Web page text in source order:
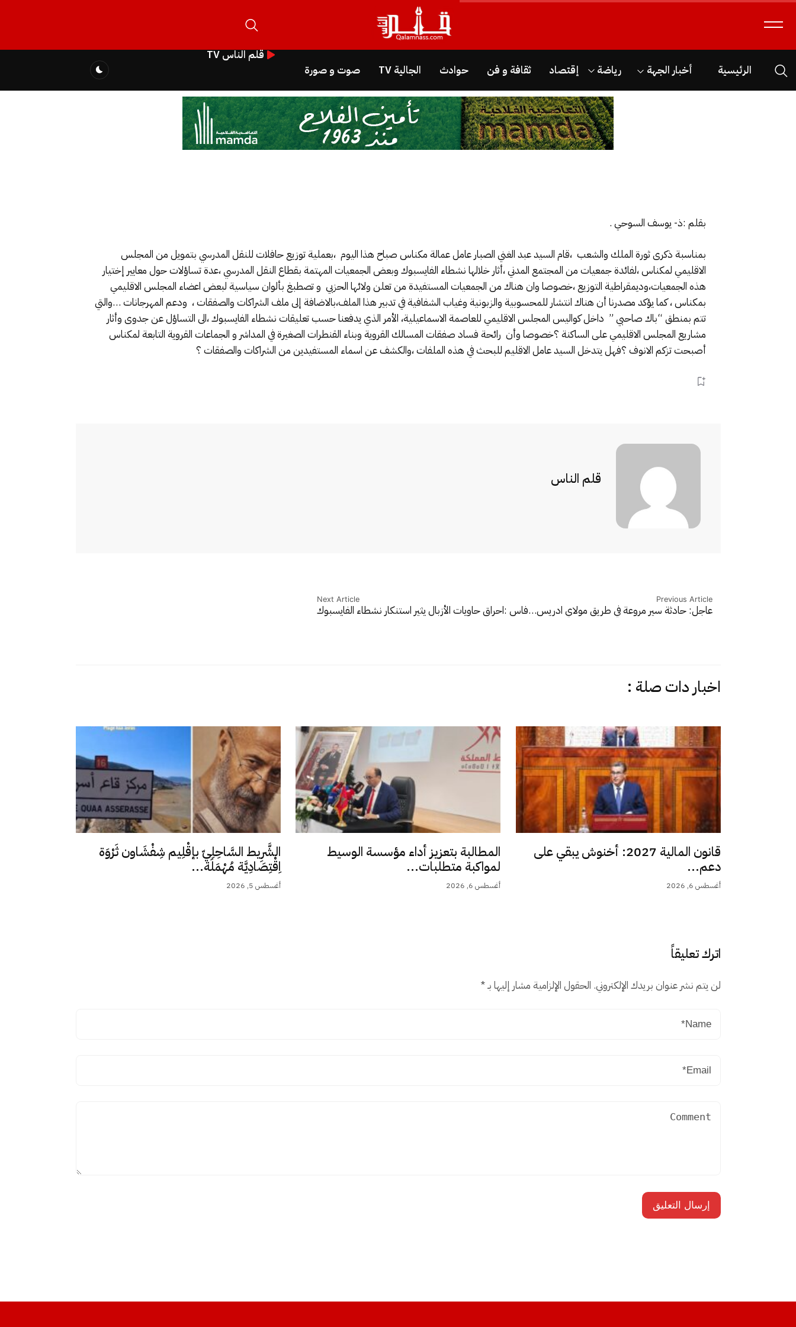
الرئيسية أخبار الجهة رياضة إقتصاد ثقافة و فن حوادث الجالية TV صوت و صورة
قلم الناس TV
بقلم :ذ- يوسف السوحي .
بمناسبة ذكرى ثورة الملك والشعب ،قام السيد عبد الغني الصبار عامل عمالة مكناس صباح هذا اليوم ،بعملية توزيع حافلات للنقل المدرسي بتمويل من المجلس
الاقليمي لمكناس ،لفائدة جمعيات من المجتمع المدني ،أثار خلالها نشطاء الفايسبوك وبعض الجمعيات المهتمة بقطاع النقل المدرسي ،عدة تساؤلات حول معايير إختيار
هذه الجمعيات،وديمقراطية التوزيع ،خصوصا وان هناك من الجمعيات المستفيدة من تعلن ولائها الحزبي و تصطبغ بألوان سياسية لبعض اعضاء المجلس الاقليمي
بمكناس ، كما يؤكد مصدرنا أن هناك انتشار للمحسوبية والزبونية وغياب الشفافية في تدبير هذا الملف،بالاضافة إلى ملف الشراكات والصفقات ، ودعم المهرجانات …والتي
تتم بمنطق “باك صاحبي ” داخل كواليس المجلس الاقليمي للعاصمة الاسماعيلية، الأمر الذي يدفعنا حسب تعليقات نشطاء الفايسبوك ،الى التساؤل عن جدوى وأثار
مشاريع المجلس الاقليمي على الساكنة ؟خصوصا وأن رائحة فساد صفقات المسالك القروية وبناء القنطرات الصغيرة في المداشر و الجماعات القروية التابعة لمكناس
أصبحت تزكم الانوف ؟فهل يتدخل السيد عامل الاقليم للبحث في هذه الملفات ،والكشف عن اسماء المستفيدين من الشراكات والصفقات ؟
قلم الناس
Previous Article
عاجل: حادثة سير مروعة في طريق مولاي ادريس…
Next Article
فاس :احراق حاويات الأزبال يثير استنكار نشطاء الفايسبوك
اخبار دات صلة :
قانون المالية 2027: أخنوش يبقي على
دعم...
أغسطس 6, 2026
المطالبة بتعزيز أداء مؤسسة الوسيط
لمواكبة متطلبات...
أغسطس 6, 2026
الشَّرِيط السَّاحِلِيّ بإقْلِيم شِفْشَاون ثَرْوَة
اِقْتِصَادِيَّة مُهْمَلَة...
أغسطس 5, 2026
اترك تعليقاً
لن يتم نشر عنوان بريدك الإلكتروني. الحقول الإلزامية مشار إليها بـ*